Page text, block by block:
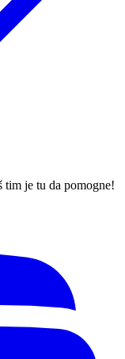
tim je tu da pomogne!